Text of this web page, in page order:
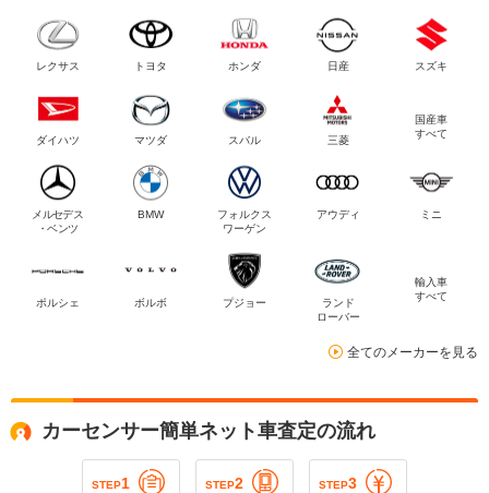
レクサス トヨタ ホンダ 日産 スズキ
ダイハツ マツダ スバル 三菱
国産車
すべて
メルセデス
・ベンツ
BMW
フォルクス
ワーゲン
アウディ ミニ
ポルシェ ボルボ プジョー
ランド
ローバー
輸入車
すべて
全てのメーカーを見る
カーセンサー簡単ネット車査定の流れ
STEP1 STEP2 STEP3